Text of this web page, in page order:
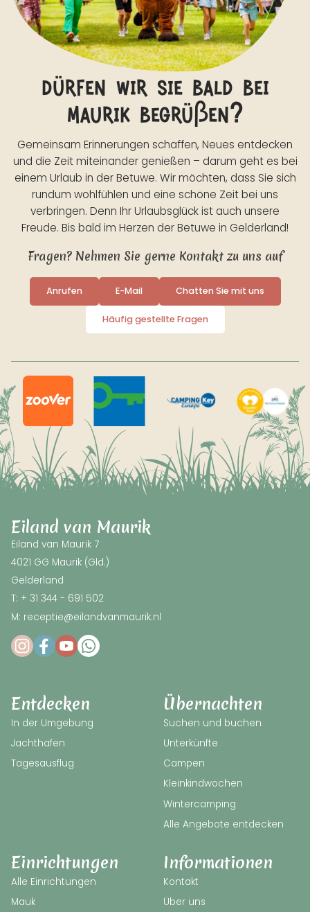
dürfen wir sie bald bei
maurik begrüßen?
Gemeinsam Erinnerungen schaffen, Neues entdecken
und die Zeit miteinander genießen – darum geht es bei
einem Urlaub in der Betuwe. Wir möchten, dass Sie sich
rundum wohlfühlen und eine schöne Zeit bei uns
verbringen. Denn Ihr Urlaubsglück ist auch unsere
Freude. Bis bald im Herzen der Betuwe in Gelderland!
Fragen? Nehmen Sie gerne Kontakt zu uns auf
Anrufen E-Mail Chatten Sie mit uns
Häufig gestellte Fragen
Eiland van Maurik
Eiland van Maurik 7
4021 GG Maurik (Gld.)
Gelderland
T: + 31 344 - 691 502
M: receptie@eilandvanmaurik.nl
Übernachten
Suchen und buchen
Unterkünfte
Campen
Kleinkindwochen
Wintercamping
Alle Angebote entdecken
Einrichtungen
Alle Einrichtungen
Mauk
Entdecken
In der Umgebung
Jachthafen
Tagesausflug
Informationen
Kontakt
Über uns